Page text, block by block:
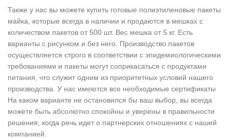
Также у нас вы можете купить готовые полиэтиленовые пакеты
майка, которые всегда в наличии и продаются в мешках с
количеством пакетов от 500 шт. Вес мешка от 5 кг. Есть
варианты с рисунком и без него. Производство пакетов
осуществляется строго в соответствии с эпидемиологическими
требованиями и пакеты могут соприкасаться с продуктами
питания, что служит одним из приоритетных условий нашего
производства. У нас имеются все необходимые сертификаты
На каком варианте не остановился бы ваш выбор, вы всегда
можете быть абсолютно спокойны и уверены в правильности
решения, когда речь идет о партнерских отношениях с нашей
компанией.